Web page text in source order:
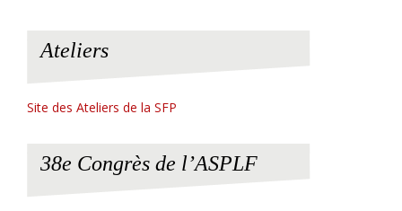
Ateliers
Site des Ateliers de la SFP
38e Congrès de l’ASPLF